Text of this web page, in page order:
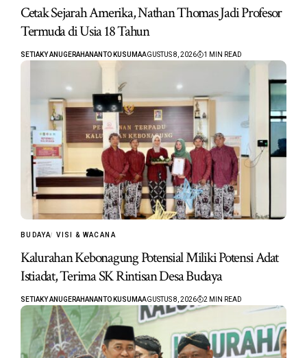
Cetak Sejarah Amerika, Nathan Thomas Jadi Profesor
Termuda di Usia 18 Tahun
SETIAKY ANUGERAHANANTO KUSUMAAGUSTUS 8, 2026 1 MIN READ
BUDAYA VISI & WACANA
Kalurahan Kebonagung Potensial Miliki Potensi Adat
Istiadat, Terima SK Rintisan Desa Budaya
SETIAKY ANUGERAHANANTO KUSUMAAGUSTUS 8, 2026 2 MIN READ